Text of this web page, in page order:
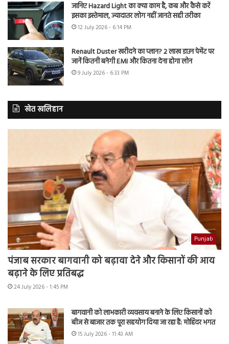
जानिए Hazard Light का क्या काम है, कब और कैसे करें
इसका इस्तेमाल, ज्यादातर लोग नहीं जानते सही तरीका
12 July 2026 - 6:14 PM
Renault Duster खरीदने का प्लान? 2 लाख डाउन पेमेंट पर
जानें कितनी बनेगी EMI और कितना देना होगा लोन
9 July 2026 - 6:33 PM
खेत खलिहान
Punjab
पंजाब सरकार बागवानी को बढ़ावा देने और किसानों की आय
बढ़ाने के लिए प्रतिबद्ध
24 July 2026 - 1:45 PM
बागवानी को लाभकारी व्यवसाय बनाने के लिए किसानों को
बीज से बाजार तक पूरा सहयोग दिया जा रहा है: मोहिंदर भगत
15 July 2026 - 11:43 AM